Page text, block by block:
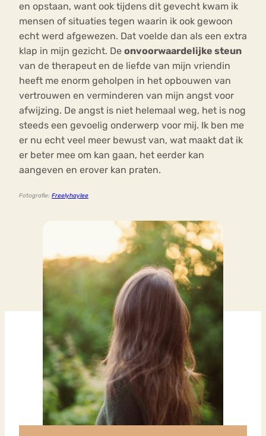
en opstaan, want ook tijdens dit gevecht kwam ik
mensen of situaties tegen waarin ik ook gewoon
echt werd afgewezen. Dat voelde dan als een extra
klap in mijn gezicht. De onvoorwaardelijke steun
van de therapeut en de liefde van mijn vriendin
heeft me enorm geholpen in het opbouwen van
vertrouwen en verminderen van mijn angst voor
afwijzing. De angst is niet helemaal weg, het is nog
steeds een gevoelig onderwerp voor mij. Ik ben me
er nu echt veel meer bewust van, wat maakt dat ik
er beter mee om kan gaan, het eerder kan
aangeven en erover kan praten.
Fotografie: Freelyhaylee